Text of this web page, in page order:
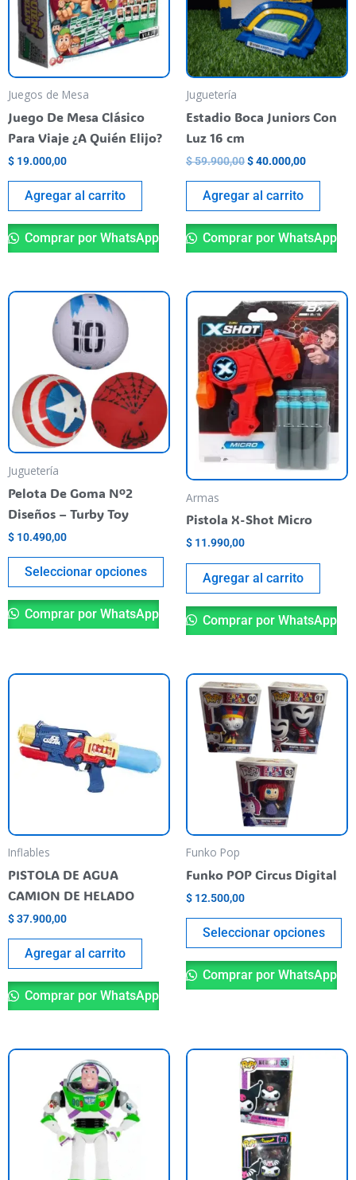
Juegos de Mesa
Juego De Mesa Clásico
Para Viaje ¿A Quién Elijo?
$ 19.000,00
Agregar al carrito
Comprar por WhatsApp
Juguetería
Estadio Boca Juniors Con
Luz 16 cm
$59.900,00$40.000,00
Agregar al carrito
Comprar por WhatsApp
Juguetería
Pelota De Goma Nº2
Diseños – Turby Toy
$ 10.490,00
Seleccionar opciones
This
product
multiple
variants.
The
options
may
product
page
Comprar por WhatsApp
Armas
Pistola X-Shot Micro
$ 11.990,00
Agregar al carrito
Comprar por WhatsApp
Inflables
PISTOLA DE AGUA
CAMION DE HELADO
$37.900,00
Agregar al carrito
Comprar por WhatsApp
Funko Pop
Funko POP Circus Digital
$ 12.500,00
Seleccionar opciones
Comprar por WhatsApp